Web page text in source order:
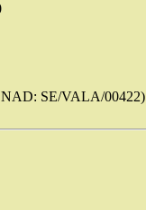
NAD: SE/VALA/00422)